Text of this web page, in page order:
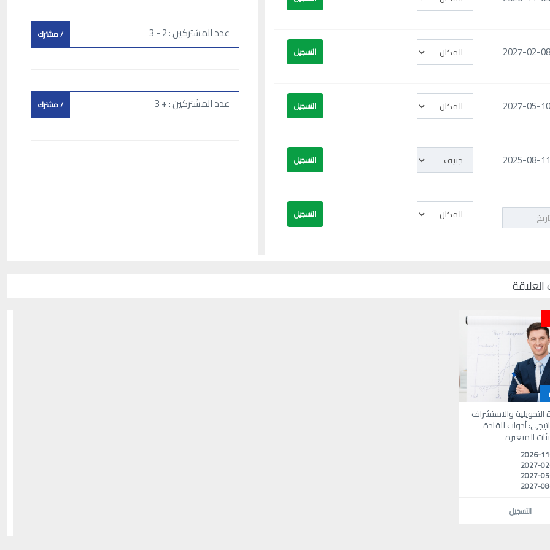
عدد المشتركين : 2 - 3 / مشترك
عدد المشتركين : + 3 / مشترك
العلاقة
التحويلية والاستشراف
أدوات للقادة
المتغيرة
2026-
2027-
2027-
2027-
التسجيل